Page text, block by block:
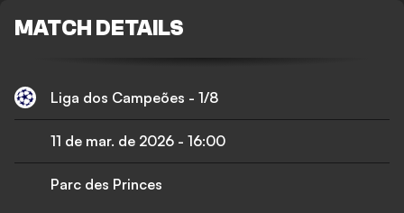
MATCH DETAILS
Liga dos Campeões - 1/8
11 de mar. de 2026 - 16:00
Parc des Princes